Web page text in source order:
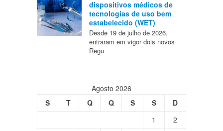
dispositivos médicos de
tecnologias de uso bem
estabelecido (WET)
Desde 19 de julho de 2026,
entraram em vigor dois novos
Regu
Agosto 2026
S
T Q Q S S
D
1
2